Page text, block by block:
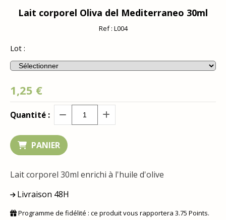
Lait corporel Oliva del Mediterraneo 30ml
Ref : L004
Lot :
1,25 €
Quantité :
PANIER
Lait corporel 30ml enrichi à l'huile d'olive
Livraison 48H
Programme de fidélité : ce produit vous rapportera 3.75 Points.